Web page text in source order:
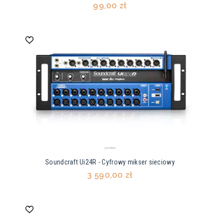
99,00 zł
Soundcraft Ui24R - Cyfrowy mikser sieciowy
3 590,00 zł